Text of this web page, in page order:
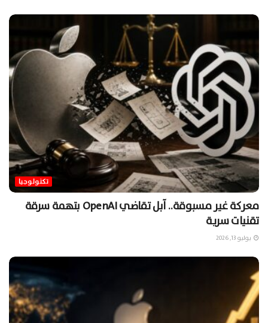
تكنولوجيا
معركة غير مسبوقة.. آبل تقاضي OpenAI بتهمة سرقة
تقنيات سرية
يوليو 13, 2026